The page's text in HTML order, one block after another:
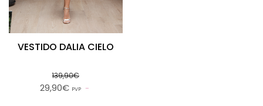
VESTIDO DALIA CIELO
139,90€
29,90€ PVP